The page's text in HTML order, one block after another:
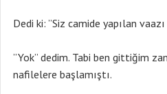
Dedi ki: ”Siz camide yapılan
”Yok” dedim. Tabi ben gittiğim
nafilelere başlamıştı.